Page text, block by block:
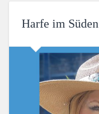
Harfe im Süden